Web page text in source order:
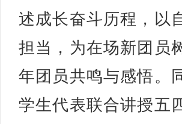
述成长奋斗历程，以
担当，为在场新团员
年团员共鸣与感悟。
学生代表联合讲授五